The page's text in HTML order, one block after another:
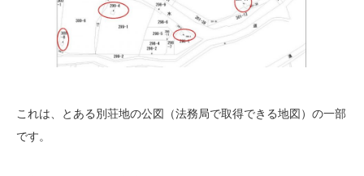
これは、とある別荘地の公図（法務局で取得できる地図）の一部
です。